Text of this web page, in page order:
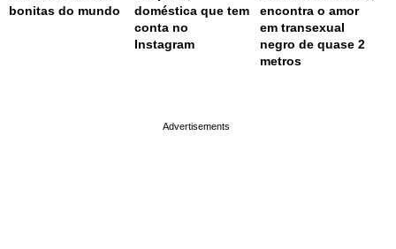
bonitas do mundo
doméstica que tem
conta no
Instagram
encontra o amor
em transexual
negro de quase 2
metros